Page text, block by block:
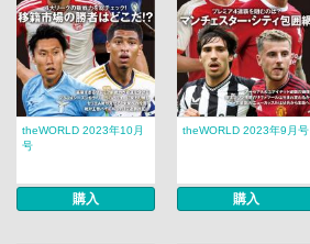
theWORLD 2023年10月
号
購入
theWORLD 2023年9月号
購入